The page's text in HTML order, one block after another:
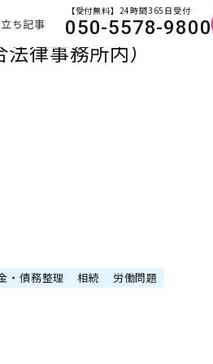
ち記事
【受付無料】24時間365日受付
050-5578-9800
律事務所内）
・債務整理 相続 労働問題